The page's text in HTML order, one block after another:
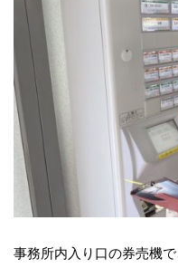
事務所内入り口の券売機